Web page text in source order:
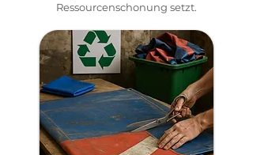
Ressourcenschonung setzt.